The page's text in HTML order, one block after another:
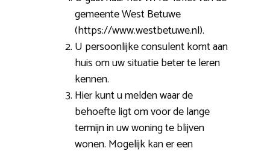
gemeente West Betuwe
(https://www.westbetuwe.nl).
U persoonlijke consulent komt aan
huis om uw situatie beter te leren
kennen.
Hier kunt u melden waar de
behoefte ligt om voor de lange
termijn in uw woning te blijven
wonen. Mogelijk kan er een